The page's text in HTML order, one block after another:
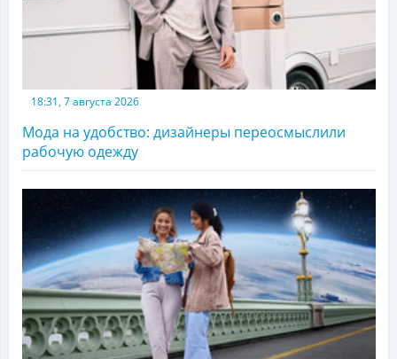
18:31, 7 августа 2026
Мода на удобство: дизайнеры переосмыслили
рабочую одежду